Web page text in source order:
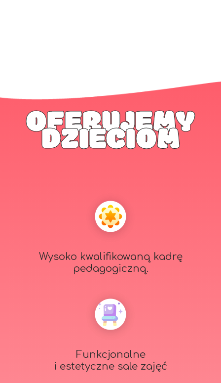
OFERUJEMY
DZIECIOM
Wysoko kwalifikowaną kadrę
pedagogiczną.
Funkcjonalne
i estetyczne sale zajęć